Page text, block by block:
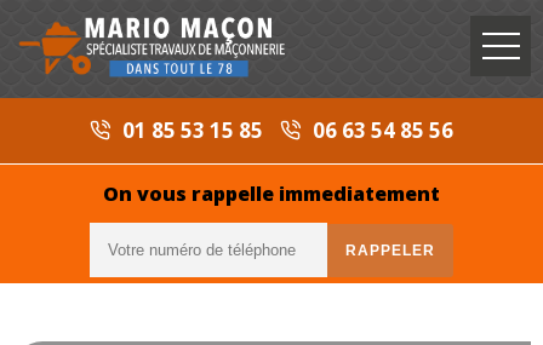
01 85 53 15 85 06 63 54 85 56
On vous rappelle immediatement